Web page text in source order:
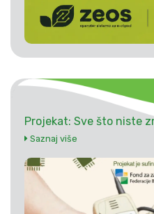
Projekat: Sve što niste
Saznaj više